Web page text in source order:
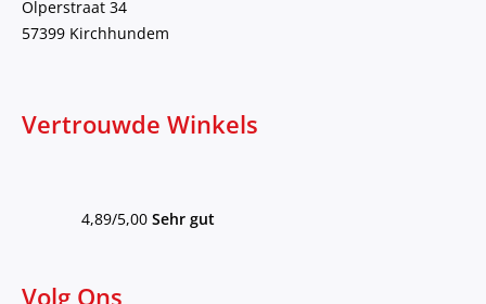
Olperstraat 34
57399 Kirchhundem
Vertrouwde Winkels
4,89/5,00 Sehr gut
Volg Ons